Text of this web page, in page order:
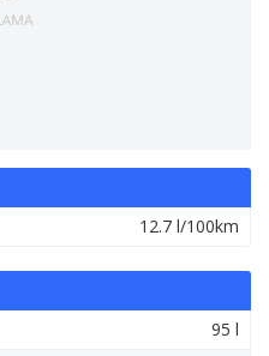
12.7 l/100km
95 l